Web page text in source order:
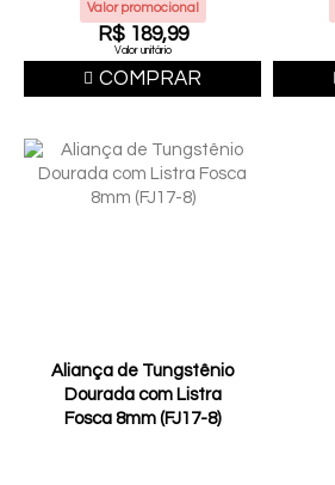
Valor promocional
R$ 189,99
Valor unitário
COMPRAR
Aliança de Tungstênio
Dourada com Listra
Fosca 8mm (FJ17-8)